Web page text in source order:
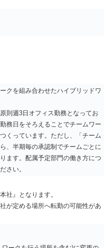
クを組み合わせたハイブリッドワ
則週3日オフィス勤務となってお
務日をそろえることでチームワー
くっています。ただし、「チーム
、半期毎の承認制でチームごとに
ます。配属予定部門の働き方につ
さい。
社』となります。
が定める場所へ転勤の可能性があ